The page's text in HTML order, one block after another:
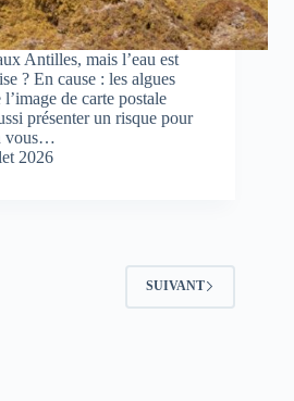
Antilles, mais l’eau est
? En cause : les algues
de carte postale
présenter un risque pour
vous…
2026
SUIVANT